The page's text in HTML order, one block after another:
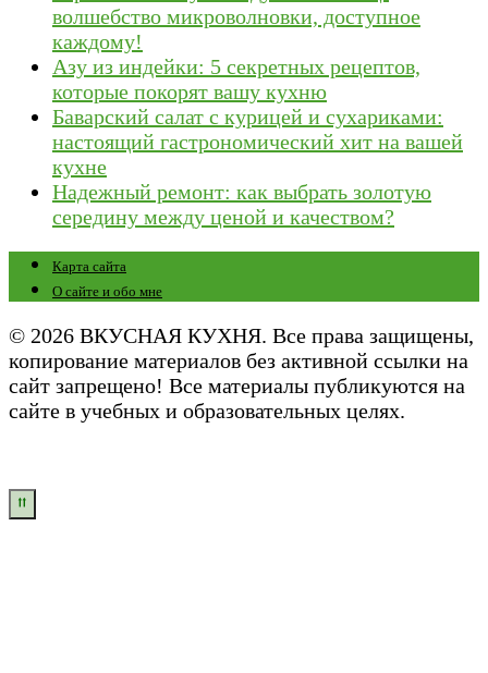
волшебство микроволновки, доступное
каждому!
Азу из индейки: 5 секретных рецептов,
которые покорят вашу кухню
Баварский салат с курицей и сухариками:
настоящий гастрономический хит на вашей
кухне
Надежный ремонт: как выбрать золотую
середину между ценой и качеством?
Карта сайта
О сайте и обо мне
© 2026 ВКУСНАЯ КУХНЯ. Все права защищены,
копирование материалов без активной ссылки на
сайт запрещено! Все материалы публикуются на
сайте в учебных и образовательных целях.